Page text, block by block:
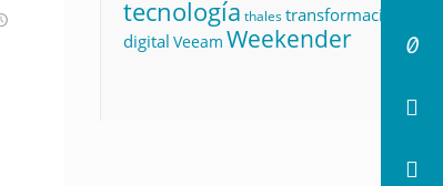
tecnología thalestransformación
digital Veeam Weekender